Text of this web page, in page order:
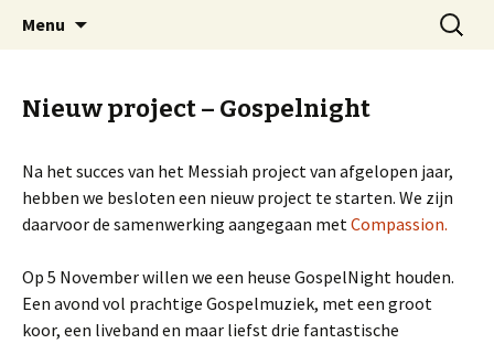
Arnold Wienen
Welkom op mijn website
Menu
Zoeken
naar:
Nieuw project – Gospelnight
Na het succes van het Messiah project van afgelopen jaar,
hebben we besloten een nieuw project te starten. We zijn
daarvoor de samenwerking aangegaan metCompassion.
Op 5 November willen we een heuse GospelNight houden.
Een avond vol prachtige Gospelmuziek, met een groot
koor, een liveband en maar liefst drie fantastische